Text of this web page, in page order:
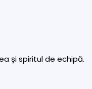
și spiritul de echipă.